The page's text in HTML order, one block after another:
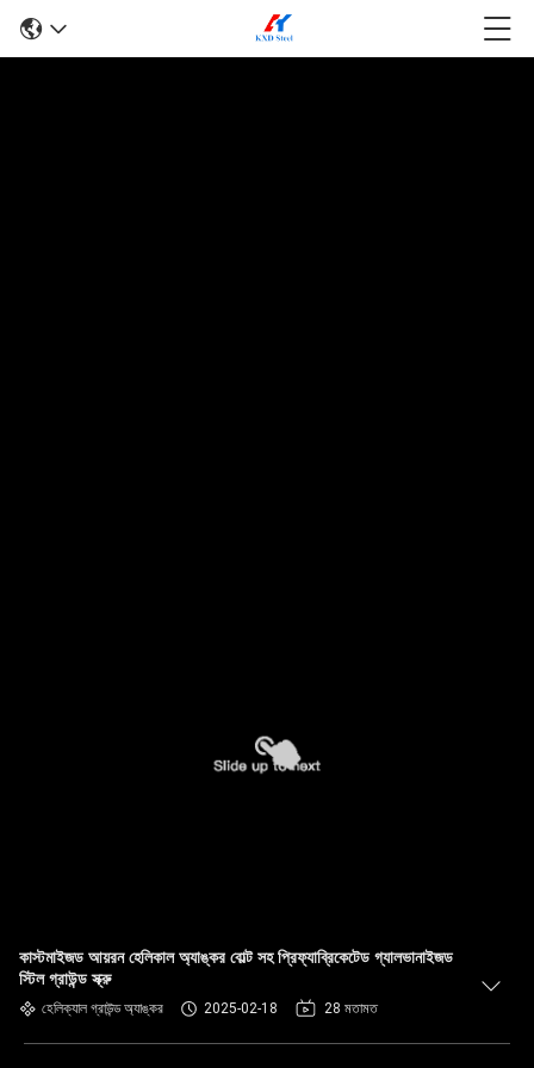
কাস্টমাইজড আয়রন হেলিকাল অ্যাঙ্কর বোল্ট সহ প্রিফ্যাব্রিকেটেড গ্যালভানাইজড
স্টিল গ্রাউন্ড স্ক্রু
হেলিক্যাল গ্রাউন্ড অ্যাঙ্কর 2025-02-18 28 মতামত